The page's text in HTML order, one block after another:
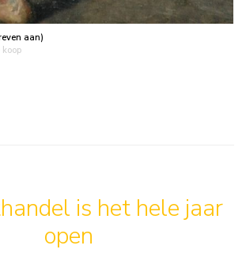
aan)
koop
is het hele jaar
open